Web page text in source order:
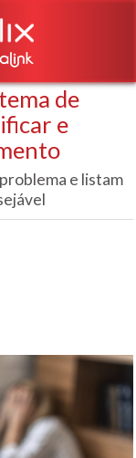
de
e
e listam